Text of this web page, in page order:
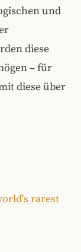
und
diese
– für
diese über
rarest